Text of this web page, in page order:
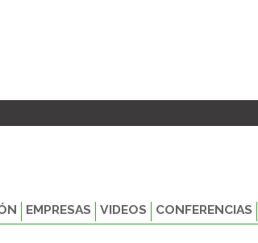
EMPRESAS VIDEOS CONFERENCIAS